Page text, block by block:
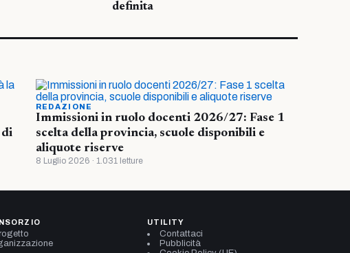
definita
di
REDAZIONE
Immissioni in ruolo docenti 2026/27: Fase 1
scelta della provincia, scuole disponibili e
aliquote riserve
8 Luglio 2026 · 1.031 letture
UTILITY
Contattaci
Pubblicità